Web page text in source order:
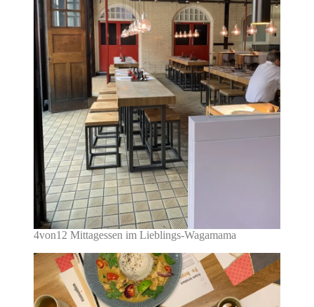
4von12 Mittagessen im Lieblings-Wagamama